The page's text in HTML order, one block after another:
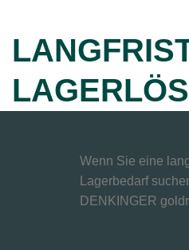
Wenn Sie eine
Lagerbedarf
DENKINGER